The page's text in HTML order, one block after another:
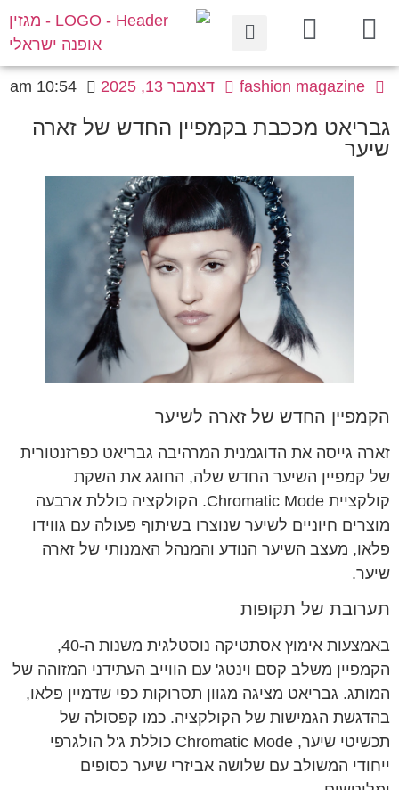
fashion magazine דצמבר 13, 2025 10:54 am
גבריאט מככבת בקמפיין החדש של זארה
שיער
הקמפיין החדש של זארה לשיער
זארה גייסה את הדוגמנית המרהיבה גבריאט כפרזנטורית
של קמפיין השיער החדש שלה, החוגג את השקת
קולקציית Chromatic Mode. הקולקציה כוללת ארבעה
מוצרים חיוניים לשיער שנוצרו בשיתוף פעולה עם גווידו
פלאו, מעצב השיער הנודע והמנהל האמנותי של זארה
שיער.
תערובת של תקופות
באמצעות אימוץ אסתטיקה נוסטלגית משנות ה-40,
הקמפיין משלב קסם וינטג' עם הווייב העתידני המזוהה של
המותג. גבריאט מציגה מגוון תסרוקות כפי שדמיין פלאו,
בהדגשת הגמישות של הקולקציה. כמו קפסולה של
תכשיטי שיער, Chromatic Mode כוללת ג'ל הולגרפי
ייחודי המשולב עם שלושה אביזרי שיער כסופים